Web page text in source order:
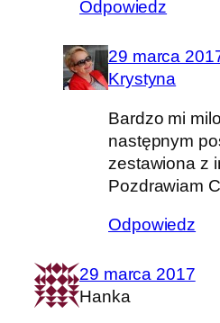
Odpowiedz
29 marca
Krystyna
Bardzo mi
następnym
zestawiona z
Pozdrawiam
Odpowiedz
29 marca 2017
Hanka